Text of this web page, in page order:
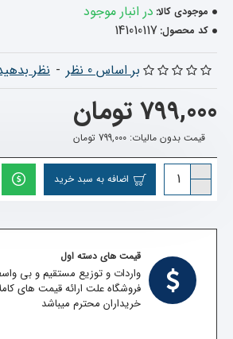
موجودی کالا: در انبار موجود
کد محصول: 141010117
بر اساس 0 نظر - نظر
799,000 تومان
قیمت بدون مالیات: 799,000 تومان
اضافه به سبد خرید
قیمت های دسته اول
واردات و توزیع مستقیم و بی
فروشگاه علت ارائه قیمت های
خریداران محترم میباشد